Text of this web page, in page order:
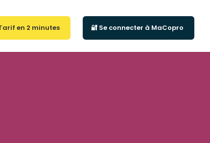
en 2 minutes 🔐 Se connecter à MaCopro